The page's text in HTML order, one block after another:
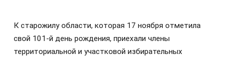
К старожилу области, которая 17 ноября отметила
свой 101-й день рождения, приехали члены
территориальной и участковой избирательных